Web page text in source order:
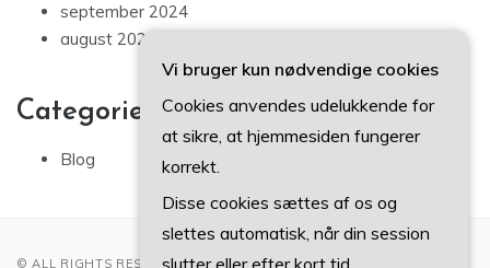
september 2024
august 2024
Categories
Blog
© ALL RIGHTS RESERVED 2022
Vi bruger kun nødvendige cookies
Cookies anvendes udelukkende for
at sikre, at hjemmesiden fungerer
korrekt.
Disse cookies sættes af os og
slettes automatisk, når din session
slutter eller efter kort tid.